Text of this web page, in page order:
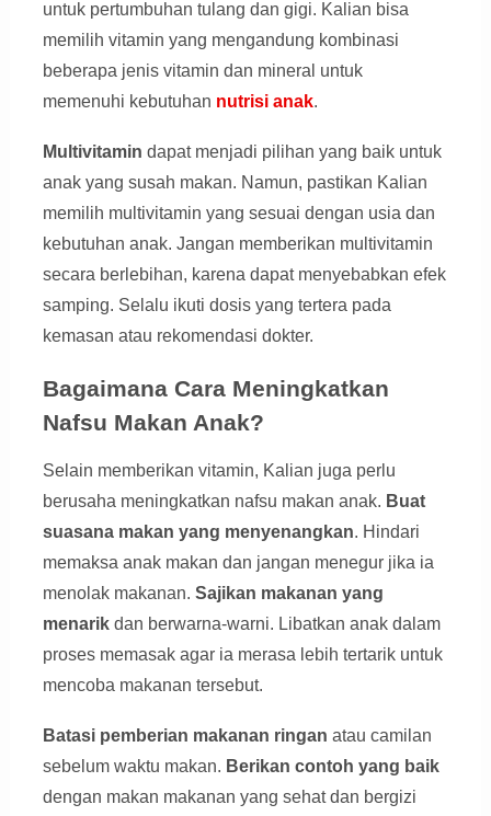
untuk pertumbuhan tulang dan gigi. Kalian bisa
memilih vitamin yang mengandung kombinasi
beberapa jenis vitamin dan mineral untuk
memenuhi kebutuhan nutrisi anak.
Multivitamin dapat menjadi pilihan yang baik untuk
anak yang susah makan. Namun, pastikan Kalian
memilih multivitamin yang sesuai dengan usia dan
kebutuhan anak. Jangan memberikan multivitamin
secara berlebihan, karena dapat menyebabkan efek
samping. Selalu ikuti dosis yang tertera pada
kemasan atau rekomendasi dokter.
Bagaimana Cara Meningkatkan
Nafsu Makan Anak?
Selain memberikan vitamin, Kalian juga perlu
berusaha meningkatkan nafsu makan anak. Buat
suasana makan yang menyenangkan. Hindari
memaksa anak makan dan jangan menegur jika ia
menolak makanan. Sajikan makanan yang
menarikdan berwarna-warni. Libatkan anak dalam
proses memasak agar ia merasa lebih tertarik untuk
mencoba makanan tersebut.
Batasi pemberian makanan ringan atau camilan
sebelum waktu makan. Berikan contoh yang baik
dengan makan makanan yang sehat dan bergizi